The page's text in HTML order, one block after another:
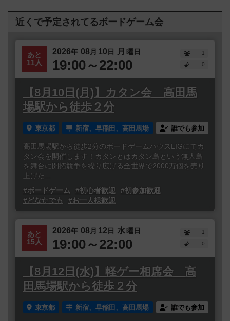
近くで予定されてるボードゲーム会
あと
11人
2026年 08 月 10日 月 曜日
19:00～22:00
1
0
【8月10日(月)】カタン会 高田馬
場駅から徒歩２分
東京都 新宿、早稲田、高田馬場 誰でも参加
高田馬場駅から徒歩2分のボードゲームハウスLIGにてカ
タン会を開催します！カタンとはカタン島という無人島
を舞台に開拓競争を繰り広げる全世界で2000万個を売り
上げた...
#ボードゲーム
#初心者歓迎
#初参加歓迎
#どなたでも
#お一人様歓迎
あと
15人
2026年 08 月 12日 水曜日
19:00～22:00
1
0
【8月12日(水)】軽ゲー相席会 高
田馬場駅から徒歩２分
東京都 新宿、早稲田、高田馬場 誰でも参加